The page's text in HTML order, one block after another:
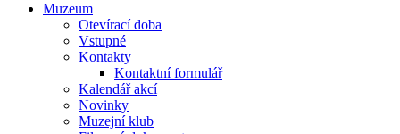
Muzeum
Otevírací doba
Vstupné
Kontakty
Kontaktní formulář
Kalendář akcí
Novinky
Muzejní klub